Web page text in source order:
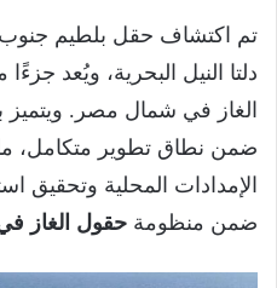
دلتا النيل البحرية، ويُعد
الغاز في شمال مصر. ويتميز
ضمن نطاق تطوير متكامل،
الإمدادات المحلية وتحقيق
ضمن منظومة حقول الغاز في